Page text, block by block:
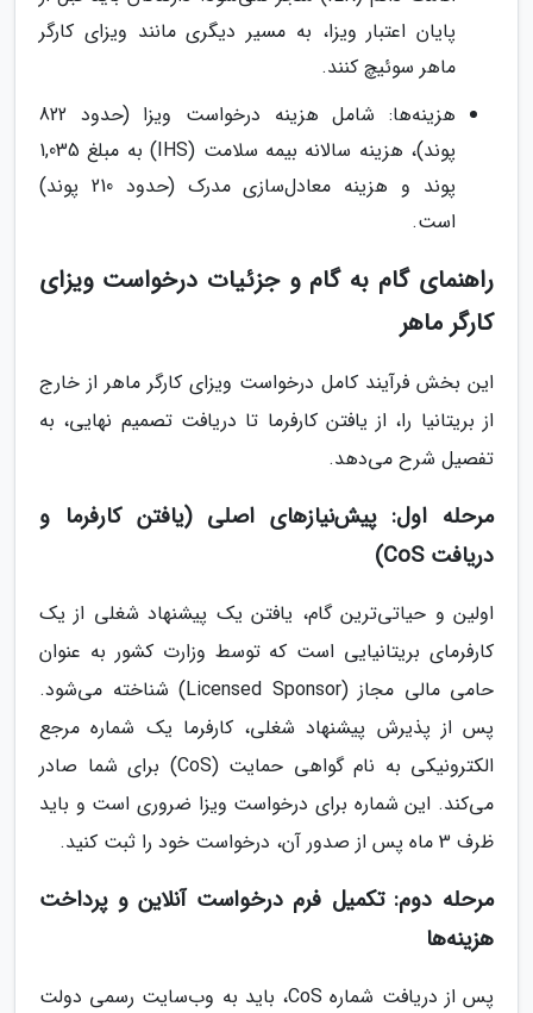
پایان اعتبار ویزا، به مسیر دیگری مانند ویزای کارگر
ماهر سوئیچ کنند.
هزینه‌ها: شامل هزینه درخواست ویزا (حدود 822
پوند)، هزینه سالانه بیمه سلامت (IHS) به مبلغ 1,035
پوند و هزینه معادل‌سازی مدرک (حدود 210 پوند)
است.
راهنمای گام به گام و جزئیات درخواست ویزای
کارگر ماهر
این بخش فرآیند کامل درخواست ویزای کارگر ماهر از خارج
از بریتانیا را، از یافتن کارفرما تا دریافت تصمیم نهایی، به
تفصیل شرح می‌دهد.
مرحله اول: پیش‌نیازهای اصلی (یافتن کارفرما و
دریافت CoS)
اولین و حیاتی‌ترین گام، یافتن یک پیشنهاد شغلی از یک
کارفرمای بریتانیایی است که توسط وزارت کشور به عنوان
حامی مالی مجاز (Licensed Sponsor) شناخته می‌شود.
پس از پذیرش پیشنهاد شغلی، کارفرما یک شماره مرجع
الکترونیکی به نام گواهی حمایت (CoS) برای شما صادر
می‌کند. این شماره برای درخواست ویزا ضروری است و باید
ظرف 3 ماه پس از صدور آن، درخواست خود را ثبت کنید.
مرحله دوم: تکمیل فرم درخواست آنلاین و پرداخت
هزینه‌ها
پس از دریافت شماره CoS، باید به وب‌سایت رسمی دولت